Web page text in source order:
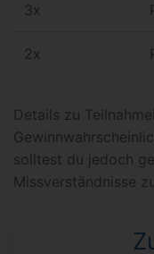
3x
2x
Details zu
solltest du jedoch
Missverständnisse